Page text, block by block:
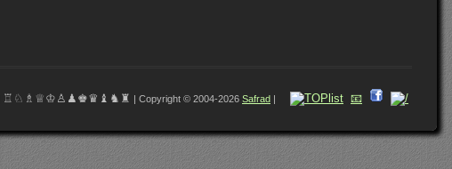
♖♘♗♕♔♙♟♚♛♝♞♜ | Copyright © 2004-2026 Safrad | 📧